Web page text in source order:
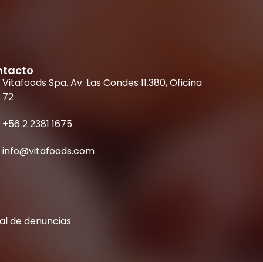
Vitafoods Spa. Av. Las Condes 11.380, Oficina
72
+56 2 2381 1675
info@vitafoods.com
de denuncias